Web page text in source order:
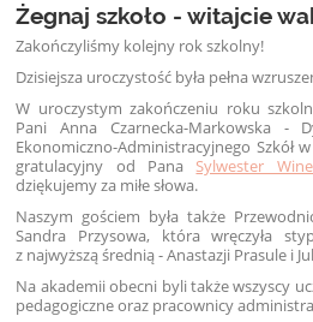
Żegnaj szkoło - witajcie
Zakończyliśmy kolejny rok szkolny!
Dzisiejsza uroczystość była pełna
W uroczystym zakończeniu roku
Pani Anna Czarnecka-Markowska -
Ekonomiczno-Administracyjnego Szkół
gratulacyjny od Pana Sylwester
dziękujemy za miłe słowa.
Naszym gościem była także
Sandra Przysowa, która wręczyła
z najwyższą średnią - Anastazji Prasule i
Na akademii obecni byli także wszyscy
pedagogiczne oraz pracownicy